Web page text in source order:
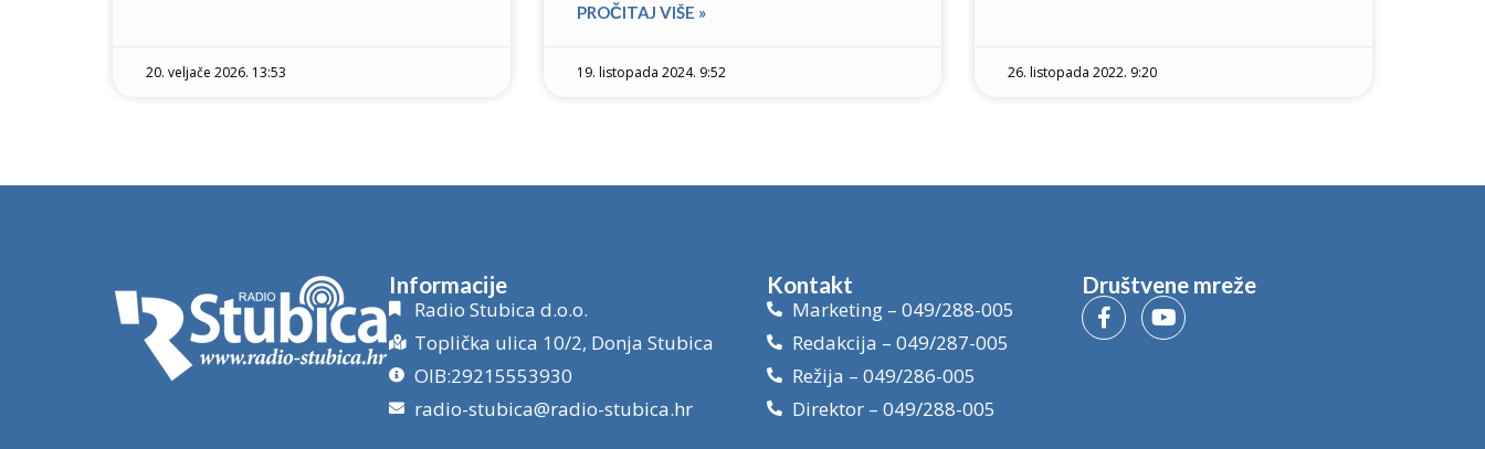
20. veljače 2026. 13:53
PROČITAJ VIŠE »
19. listopada 2024. 9:52 26. listopada 2022. 9:20
Informacije
Radio Stubica d.o.o.
Toplička ulica 10/2, Donja Stubica
OIB:29215553930
radio-stubica@radio-stubica.hr
Kontakt
Marketing – 049/288-005
Redakcija – 049/287-005
Režija – 049/286-005
Direktor – 049/288-005
Društvene mreže